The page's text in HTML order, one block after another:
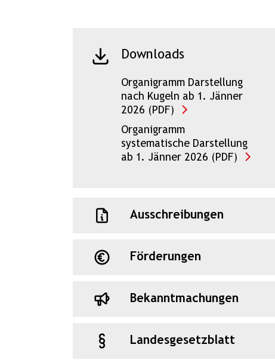
Downloads
Organigramm Darstellung
nach Kugeln ab 1. Jänner
2026 (PDF)
Organigramm
systematische Darstellung
ab 1. Jänner 2026 (PDF)
Ausschreibungen
Förderungen
Bekanntmachungen
Landesgesetzblatt